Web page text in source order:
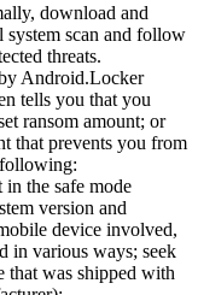
download and
scan and follow
threats.
Android.Locker
tells you that you
ransom amount; or
that prevents you from
the safe mode
version and
device involved,
in various ways; seek
that was shipped with